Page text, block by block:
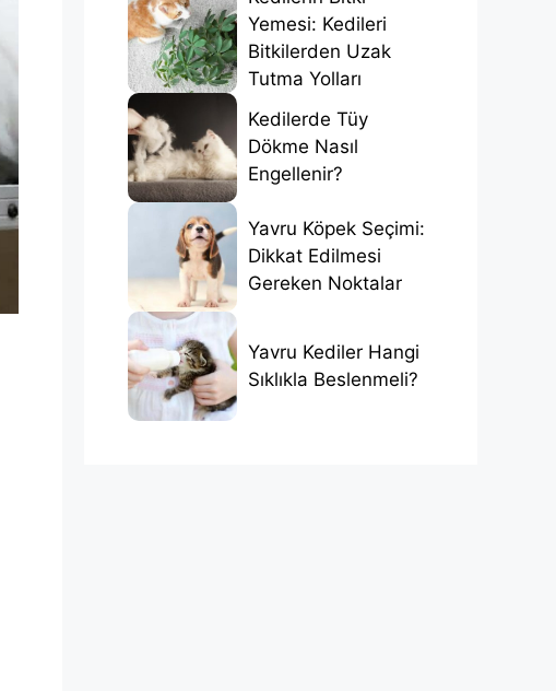
Yemesi: Kedileri
Bitkilerden Uzak
Tutma Yolları
Kedilerde Tüy
Dökme Nasıl
Engellenir?
Yavru Köpek Seçimi:
Dikkat Edilmesi
Gereken Noktalar
Yavru Kediler Hangi
Sıklıkla Beslenmeli?